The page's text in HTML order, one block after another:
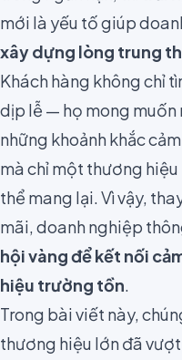
mới là yếu tố giúp
xây dựng lòng trung
Khách hàng không chỉ
dịp lễ — họ mong muốn
những khoảnh khắc
mà chỉ một thương hiệu
thể mang lại. Vì vậy,
mãi, doanh nghiệp
hội vàng để kết nối
hiệu trường tồn.
Trong bài viết này,
thương hiệu lớn đã